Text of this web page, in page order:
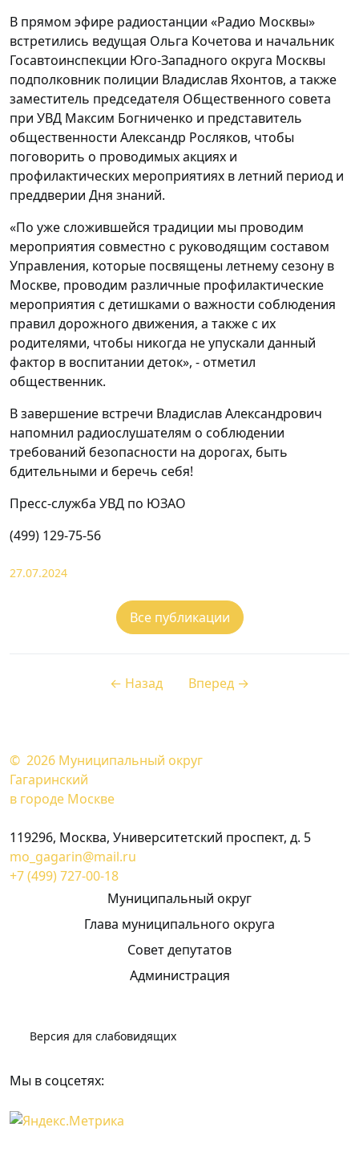
В прямом эфире радиостанции «Радио Москвы»
встретились ведущая Ольга Кочетова и начальник
Госавтоинспекции Юго-Западного округа Москвы
подполковник полиции Владислав Яхонтов, а также
заместитель председателя Общественного совета
при УВД Максим Богниченко и представитель
общественности Александр Росляков, чтобы
поговорить о проводимых акциях и
профилактических мероприятиях в летний период и
преддверии Дня знаний.
«По уже сложившейся традиции мы проводим
мероприятия совместно с руководящим составом
Управления, которые посвящены летнему сезону в
Москве, проводим различные профилактические
мероприятия с детишками о важности соблюдения
правил дорожного движения, а также с их
родителями, чтобы никогда не упускали данный
фактор в воспитании деток», - отметил
общественник.
В завершение встречи Владислав Александрович
напомнил радиослушателям о соблюдении
требований безопасности на дорогах, быть
бдительными и беречь себя!
Пресс-служба УВД по ЮЗАО
(499) 129-75-56
27.07.2024
Все публикации
← Назад Вперед →
© 2026 Муниципальный округ
Гагаринский
в городе Москве
119296, Москва, Университетский проспект, д. 5
mo_gagarin@mail.ru
+7 (499) 727-00-18
Муниципальный округ
Глава муниципального округа
Совет депутатов
Администрация
Версия для слабовидящих
Мы в соцсетях: